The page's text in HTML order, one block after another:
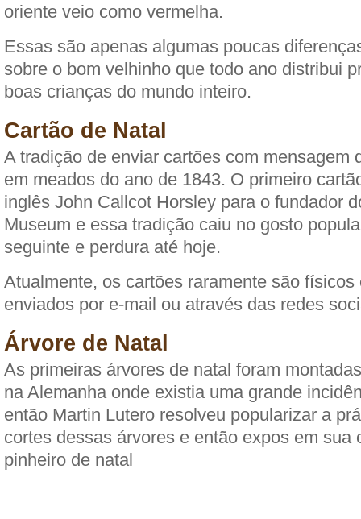
oriente veio como vermelha.
Essas são apenas algumas poucas
sobre o bom velhinho que todo ano distribui
boas crianças do mundo inteiro.
Cartão de Natal
A tradição de enviar cartões com mensagem
em meados do ano de 1843. O primeiro
inglês John Callcot Horsley para o fundador
Museum e essa tradição caiu no gosto
seguinte e perdura até hoje.
Atualmente, os cartões raramente são físicos
enviados por e-mail ou através das redes
Árvore de Natal
As primeiras árvores de natal foram
na Alemanha onde existia uma grande
então Martin Lutero resolveu popularizar a
cortes dessas árvores e então expos em sua
pinheiro de natal